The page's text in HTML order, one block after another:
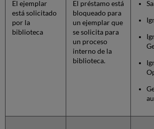
El ejemplar
está solicitado
por la
biblioteca
El préstamo está
bloqueado para
un ejemplar que
se solicita para
un proceso
interno de la
biblioteca.